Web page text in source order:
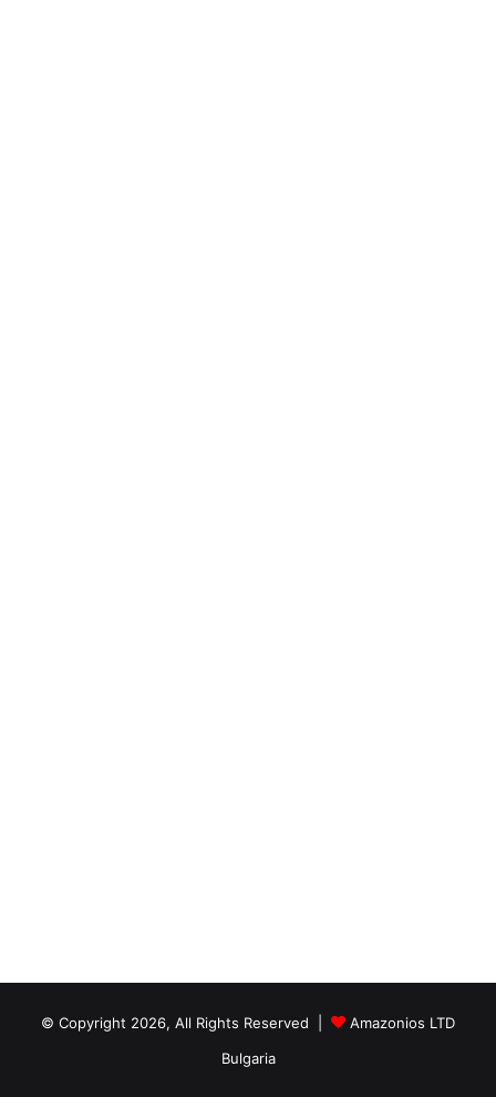
© Copyright 2026, All Rights Reserved |
Amazonios LTD
Bulgaria